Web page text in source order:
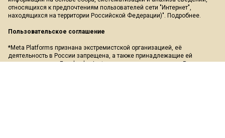
относящихся к предпочтениям пользователей сети "Интернет",
находящихся на территории Российской Федерации)". Подробнее.
Пользовательское соглашение
*Meta Platforms признана экстремистской организацией, её
деятельность в России запрещена, а также принадлежащие ей
социальные сети Facebook и Instagram так же запрещены в России.